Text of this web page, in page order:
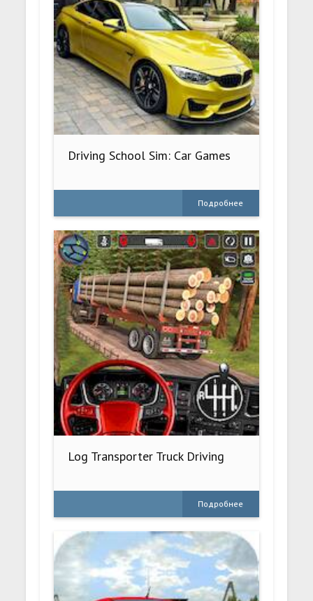
Driving School Sim: Car Games
Подробнее
Log Transporter Truck Driving
Подробнее